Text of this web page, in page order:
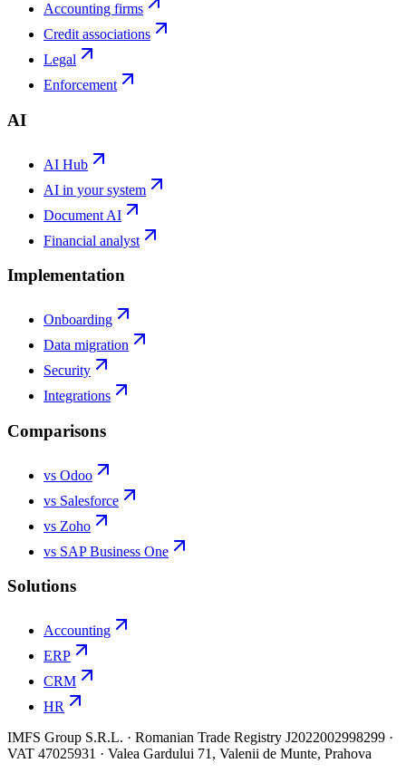
Accounting firms
Credit associations
Legal
Enforcement
AI
AI Hub
AI in your system
Document AI
Financial analyst
Implementation
Onboarding
Data migration
Security
Integrations
Comparisons
vs Odoo
vs Salesforce
vs Zoho
vs SAP Business One
Solutions
Accounting
ERP
CRM
HR
IMFS Group S.R.L. · Romanian Trade Registry J2022002998299 ·
VAT 47025931 · Valea Gardului 71, Valenii de Munte, Prahova